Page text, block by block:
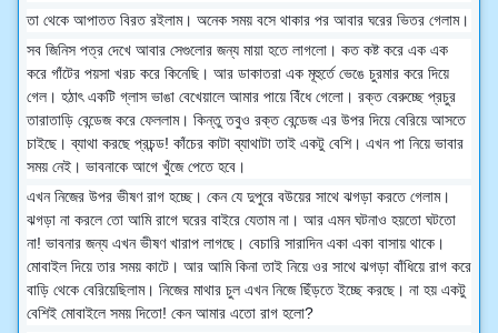
তা থেকে আপাতত বিরত রইলাম। অনেক সময় বসে থাকার পর আবার ঘরের ভিতর গেলাম।
সব জিনিস পত্র দেখে আবার সেগুলোর জন্য মায়া হতে লাগলো। কত কষ্ট করে এক এক
করে গাঁটের পয়সা খরচ করে কিনেছি। আর ডাকাতরা এক মূহুর্তে ভেঙে চুরমার করে দিয়ে
গেল। হঠাৎ একটি গ্লাস ভাঙা বেখেয়ালে আমার পায়ে বিঁধে গেলো। রক্ত বেরুচ্ছে প্রচুর
তারাতাড়ি বেন্ডেজ করে ফেললাম। কিন্তু তবুও রক্ত বেন্ডেজ এর উপর দিয়ে বেরিয়ে আসতে
চাইছে। ব্যাথা করছে প্রচন্ড! কাঁচের কাটা ব্যাথাটা তাই একটু বেশি। এখন পা নিয়ে ভাবার
সময় নেই। ভাবনাকে আগে খুঁজে পেতে হবে।
এখন নিজের উপর ভীষণ রাগ হচ্ছে। কেন যে দুপুরে বউয়ের সাথে ঝগড়া করতে গেলাম।
ঝগড়া না করলে তো আমি রাগে ঘরের বাইরে যেতাম না। আর এমন ঘটনাও হয়তো ঘটতো
না! ভাবনার জন্য এখন ভীষণ খারাপ লাগছে। বেচারি সারাদিন একা একা বাসায় থাকে।
মোবাইল দিয়ে তার সময় কাটে। আর আমি কিনা তাই নিয়ে ওর সাথে ঝগড়া বাঁধিয়ে রাগ করে
বাড়ি থেকে বেরিয়েছিলাম। নিজের মাথার চুল এখন নিজে ছিঁড়তে ইচ্ছে করছে। না হয় একটু
বেশিই মোবাইলে সময় দিতো! কেন আমার এতো রাগ হলো?